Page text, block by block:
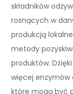
składników
rosnących w
produkcją
metody
produktów.
więcej enzymów
które mogą być